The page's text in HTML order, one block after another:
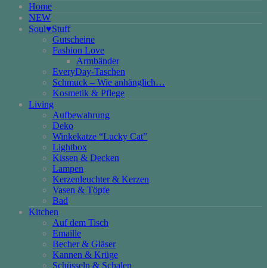
Home
NEW
Soul♥Stuff
Gutscheine
Fashion Love
Armbänder
EveryDay-Taschen
Schmuck – Wie anhänglich…
Kosmetik & Pflege
Living
Aufbewahrung
Deko
Winkekatze “Lucky Cat”
Lightbox
Kissen & Decken
Lampen
Kerzenleuchter & Kerzen
Vasen & Töpfe
Bad
Kitchen
Auf dem Tisch
Emaille
Becher & Gläser
Kannen & Krüge
Schüsseln & Schalen